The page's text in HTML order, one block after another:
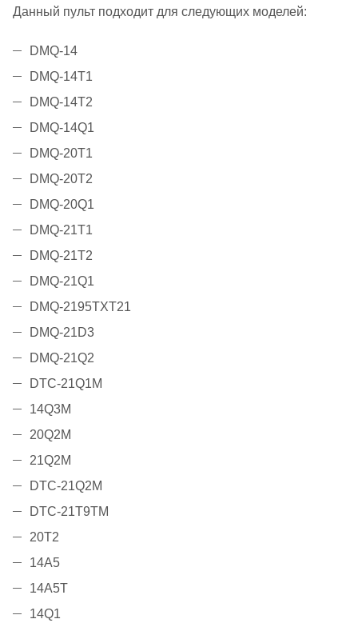
Данный пульт подходит для следующих моделей:
DMQ-14
DMQ-14T1
DMQ-14T2
DMQ-14Q1
DMQ-20T1
DMQ-20T2
DMQ-20Q1
DMQ-21T1
DMQ-21T2
DMQ-21Q1
DMQ-2195TXT21
DMQ-21D3
DMQ-21Q2
DTC-21Q1M
14Q3M
20Q2M
21Q2M
DTC-21Q2M
DTC-21T9TM
20T2
14A5
14A5T
14Q1